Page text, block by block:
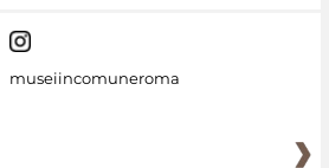
museiincomuneroma